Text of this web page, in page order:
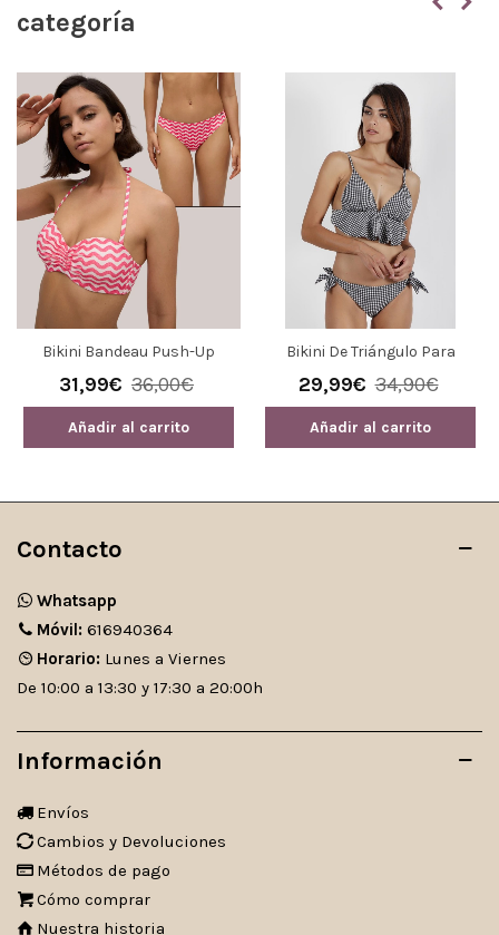
categoría
Bikini Bandeau Push-Up
Ondas Fucsia Ysabel Mora
31,99€ 36,00€
Añadir al carrito
Bikini De Triángulo Para
Mujer Admas Copa B 15162
29,99€ 34,90€
Añadir al carrito
Contacto
Whatsapp
Móvil: 616940364
Horario: Lunes a Viernes
De 10:00 a 13:30 y 17:30 a 20:00h
Información
Envíos
Cambios y Devoluciones
Métodos de pago
Cómo comprar
Nuestra historia